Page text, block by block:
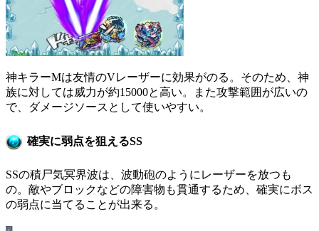
神キラーMは友情のVレーザーに効果がのる。そのため、神
族に対しては威力が約15000と高い。また攻撃範囲が広いの
で、ダメージソースとして使いやすい。
確実に弱点を狙えるSS
SSの積尸気冥界波は、波動砲のようにレーザーを放つも
の。敵やブロックなどの障害物も貫通するため、確実にボス
の弱点に当てることが出来る。